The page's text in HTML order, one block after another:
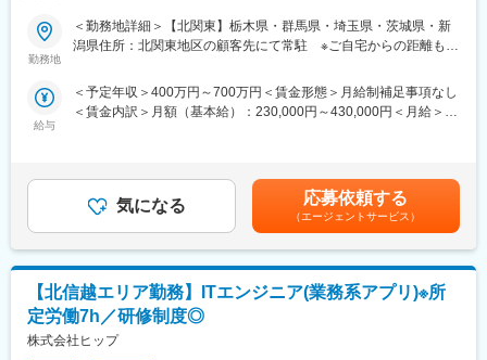
ェクトに携わることができるので、製品・分野の垣根を越えて、
知識や経験を重ねることができます。
ます。継続的な研修・支援制度があるので自分のキャリアにあっ
た派遣先を選定することができます。キャリアパスに関しても志
【長期就業のための手厚いサポート】年休120日以上/月残業22時
間/有給取得率74％/男性の育児・看護休暇も運用実績あり/子ども
手当(18歳まで月1万円)/育児休暇取得率100％(※くるみんマーク取
得企業)/育児休暇からの復帰率92％
変更の範囲：会社の定める業務
■業務内容：長期安定的に市場価値向上が期待できる開発の上流工
程を、エンジニアの希望を最大限考慮し担当いただきます。
体製造装置・半導体制御装置の開発(3)医療画像システム・産業用
ロボット制御のソフトウェア開発、航空機エンジン・タービンの
技術者派遣／請負・受託開発を中核として事業を展開していま
す。メーカーによる圧倒的な支持・安定経営・生涯雇用を誇りと
しており、堅実さが一番の特徴と言えます。請負・受託開発の際
だけでなく、派遣時におけるプロジェクトもチーム単位で行うた
め結束力の高さに加え、転居を伴う転勤は相談の上で決定するた
め自宅からの通勤可能性が高く、退職者も少ない長期就業可能な
環境です。
■同社で働くメリット：
【経営の安定】自己資本比率65.8％で経営安定(※通常40％以上で
勤務地
＜勤務地詳細＞【北関東】栃木県・群馬県・埼玉県・茨城県・新
潟県住所：北関東地区の顧客先にて常駐 ※ご自宅からの距離も考
給与
＜予定年収＞400万円～700万円＜賃金形態＞月給制補足事項なし
＜賃金内訳＞月額（基本給）：230,000円～430,000円＜月給＞
円（28歳、役職なし、経験4年）、6,200,000円（33歳、マネージ
ャー補佐、経験8年）、7,000,000円（37歳、マネージャー、入社
12年）賃金はあくまでも目安の金額であり、選考を通じて上下す
る可能性があります。月給(月額)は固定手当を含めた表記です。
気になる 応募依頼する
（エージェントサービス）
【北信越エリア勤務】ITエンジニア(業務系アプリ)※所
定労働7h／研修制度◎
株式会社ヒップ